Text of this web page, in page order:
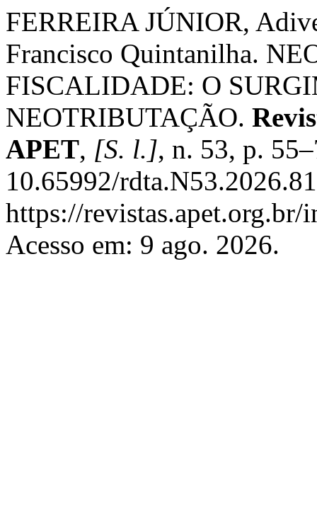
FERREIRA JÚNIOR,
Francisco Quintanilha.
FISCALIDADE: O
NEOTRIBUTAÇÃO.
APET, [S. l.], n. 53, p.
10.65992/
https://
Acesso em: 9 ago. 2026.